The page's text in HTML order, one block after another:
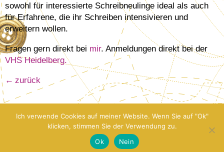
sowohl für interessierte Schreibneulinge ideal als auch
für Erfahrene, die ihr Schreiben intensivieren und
erweitern wollen.
Fragen gern direkt bei mir. Anmeldungen direkt bei der
VHS Heidelberg.
zurück
Ich verwende Cookies auf meiner Website. Wenn Sie auf "Ok"
klicken, stimmen Sie der Verwendung zu.
Ok
Nein